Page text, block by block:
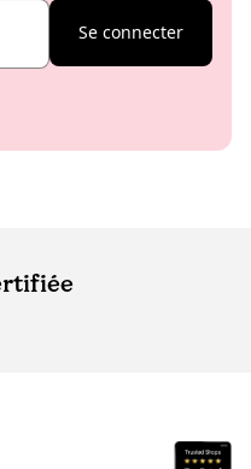
Se connecter